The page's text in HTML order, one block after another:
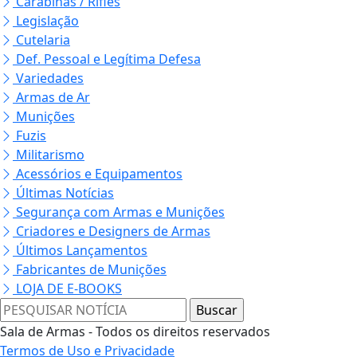
Legislação
Cutelaria
Def. Pessoal e Legítima Defesa
Variedades
Armas de Ar
Munições
Fuzis
Militarismo
Acessórios e Equipamentos
Últimas Notícias
Segurança com Armas e Munições
Criadores e Designers de Armas
Últimos Lançamentos
Fabricantes de Munições
LOJA DE E-BOOKS
Sala de Armas - Todos os direitos reservados
Termos de Uso e Privacidade